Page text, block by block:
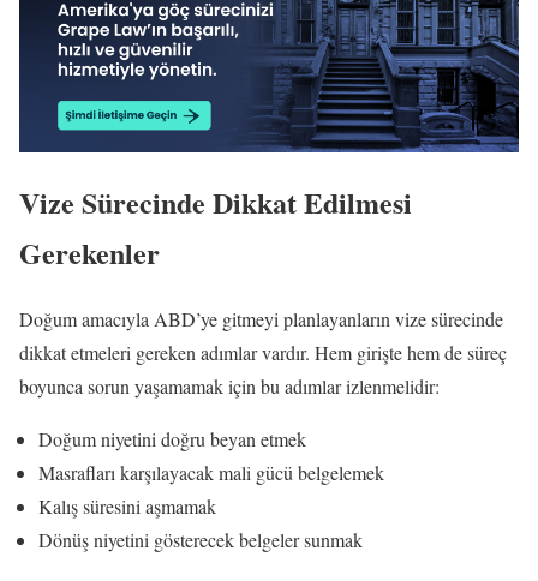
Vize Sürecinde Dikkat Edilmesi
Gerekenler
Doğum amacıyla ABD’ye gitmeyi planlayanların vize sürecinde
dikkat etmeleri gereken adımlar vardır. Hem girişte hem de süreç
boyunca sorun yaşamamak için bu adımlar izlenmelidir:
Doğum niyetini doğru beyan etmek
Masrafları karşılayacak mali gücü belgelemek
Kalış süresini aşmamak
Dönüş niyetini gösterecek belgeler sunmak